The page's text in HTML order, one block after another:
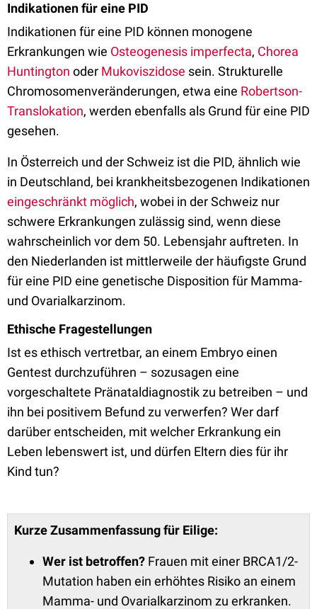
Indikationen für eine PID
Indikationen für eine PID können monogene
Erkrankungen wie Osteogenesis imperfecta, Chorea
Huntington oder Mukoviszidose sein. Strukturelle
Chromosomenveränderungen, etwa eine Robertson-
Translokation, werden ebenfalls als Grund für eine PID
gesehen.
In Österreich und der Schweiz ist die PID, ähnlich wie
in Deutschland, bei krankheitsbezogenen Indikationen
eingeschränkt möglich, wobei in der Schweiz nur
schwere Erkrankungen zulässig sind, wenn diese
wahrscheinlich vor dem 50. Lebensjahr auftreten. In
den Niederlanden ist mittlerweile der häufigste Grund
für eine PID eine genetische Disposition für Mamma-
und Ovarialkarzinom.
Ethische Fragestellungen
Ist es ethisch vertretbar, an einem Embryo einen
Gentest durchzuführen – sozusagen eine
vorgeschaltete Pränataldiagnostik zu betreiben – und
ihn bei positivem Befund zu verwerfen? Wer darf
darüber entscheiden, mit welcher Erkrankung ein
Leben lebenswert ist, und dürfen Eltern dies für ihr
Kind tun?
Kurze Zusammenfassung für Eilige:
Wer ist betroffen? Frauen mit einer BRCA1/2-
Mutation haben ein erhöhtes Risiko an einem
Mamma- und Ovarialkarzinom zu erkranken.